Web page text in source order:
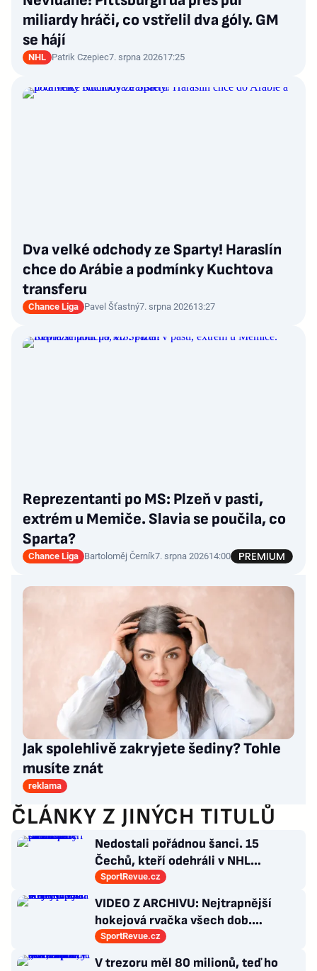
miliardy hráči, co vstřelil dva góly. GM
se hájí
NHL Patrik Czepiec7. srpna 202617:25
Dva velké odchody ze Sparty! Haraslín
chce do Arábie a podmínky Kuchtova
transferu
Chance Liga Pavel Šťastný7. srpna 202613:27
Reprezentanti po MS: Plzeň v pasti,
extrém u Memiče. Slavia se poučila, co
Sparta?
Chance Liga Bartoloměj Černík7. srpna 202614:00
Jak spolehlivě zakryjete šediny? Tohle
musíte znát
reklama
ČLÁNKY Z JINÝCH TITULŮ
Nedostali pořádnou šanci. 15
Čechů, kteří odehráli v NHL
maximálně dva zápasy
SportRevue.cz
VIDEO Z ARCHIVU: Nejtrapnější
hokejová rvačka všech dob.
Nepadla v ní ani rána
SportRevue.cz
V trezoru měl 80 milionů, teď ho